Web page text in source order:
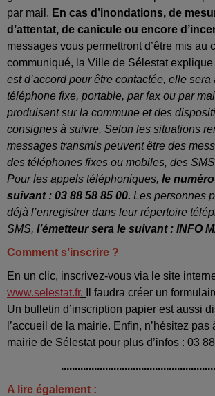
par mail. En cas d’inondations, de
d’attentat, de canicule ou encore
messages vous permettront d’être mis au
communiqué, la Ville de Sélestat explique
est d’accord pour être contactée, elle
téléphone fixe, portable, par fax ou par
produisant sur la commune et des
consignes à suivre. Selon les situations
messages transmis peuvent être des
des téléphones fixes ou mobiles, des
Pour les appels téléphoniques, le
suivant : 03 88 58 85 00. Les personnes
déjà l’enregistrer dans leur répertoire
SMS, l’émetteur sera le suivant : INFO
Comment s’inscrire ?
En un clic, inscrivez-vous via le site
www.selestat.fr.
Il faudra créer un
Un bulletin d’inscription papier est aussi
l’accueil de la mairie. Enfin, n’hésitez pas
mairie de Sélestat pour plus d’infos : 03
A lire également :